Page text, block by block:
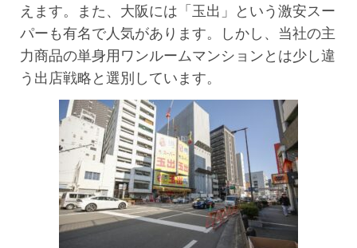
えます。また、大阪には「玉出」という激安スー
パーも有名で人気があります。しかし、当社の主
力商品の単身用ワンルームマンションとは少し違
う出店戦略と選別しています。